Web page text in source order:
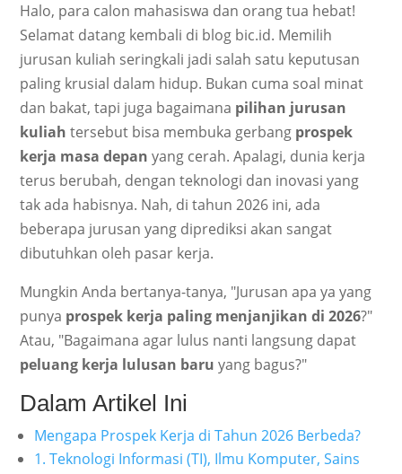
Halo, para calon mahasiswa dan orang tua hebat!
Selamat datang kembali di blog bic.id. Memilih
jurusan kuliah seringkali jadi salah satu keputusan
paling krusial dalam hidup. Bukan cuma soal minat
dan bakat, tapi juga bagaimana pilihan jurusan
kuliah tersebut bisa membuka gerbang prospek
kerja masa depan yang cerah. Apalagi, dunia kerja
terus berubah, dengan teknologi dan inovasi yang
tak ada habisnya. Nah, di tahun 2026 ini, ada
beberapa jurusan yang diprediksi akan sangat
dibutuhkan oleh pasar kerja.
Mungkin Anda bertanya-tanya, "Jurusan apa ya yang
punya prospek kerja paling menjanjikan di 2026?"
Atau, "Bagaimana agar lulus nanti langsung dapat
peluang kerja lulusan baru yang bagus?"
Dalam Artikel Ini
Mengapa Prospek Kerja di Tahun 2026 Berbeda?
1. Teknologi Informasi (TI), Ilmu Komputer, Sains